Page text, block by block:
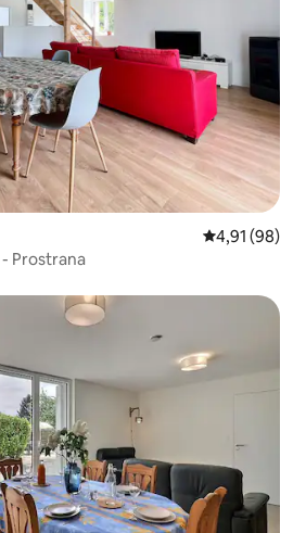
Prosječna
4,91 (98)
Prostrana